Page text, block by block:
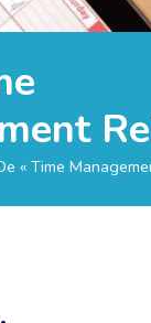
« Time